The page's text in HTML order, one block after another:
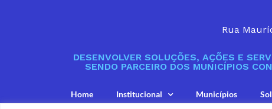
Rua
DESENVOLVER SOLUÇÕES, AÇÕES E
SENDO PARCEIRO DOS MUNICÍPIOS
Home Institucional Municípios